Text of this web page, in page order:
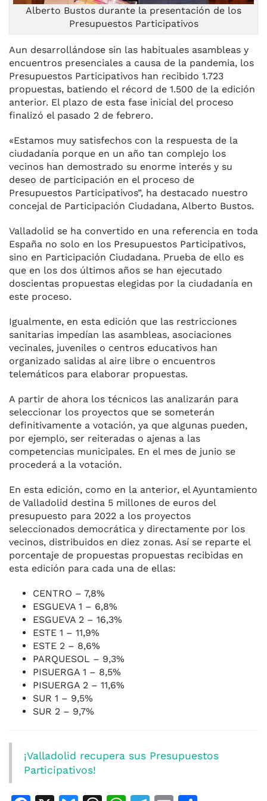
Alberto Bustos durante la presentación de los
Presupuestos Participativos
Aun desarrollándose sin las habituales asambleas y
encuentros presenciales a causa de la pandemia, los
Presupuestos Participativos han recibido 1.723
propuestas, batiendo el récord de 1.500 de la edición
anterior. El plazo de esta fase inicial del proceso
finalizó el pasado 2 de febrero.
«Estamos muy satisfechos con la respuesta de la
ciudadanía porque en un año tan complejo los
vecinos han demostrado su enorme interés y su
deseo de participación en el proceso de
Presupuestos Participativos”, ha destacado nuestro
concejal de Participación Ciudadana, Alberto Bustos.
Valladolid se ha convertido en una referencia en toda
España no solo en los Presupuestos Participativos,
sino en Participación Ciudadana. Prueba de ello es
que en los dos últimos años se han ejecutado
doscientas propuestas elegidas por la ciudadanía en
este proceso.
Igualmente, en esta edición que las restricciones
sanitarias impedían las asambleas, asociaciones
vecinales, juveniles o centros educativos han
organizado salidas al aire libre o encuentros
telemáticos para elaborar propuestas.
A partir de ahora los técnicos las analizarán para
seleccionar los proyectos que se someterán
definitivamente a votación, ya que algunas pueden,
por ejemplo, ser reiteradas o ajenas a las
competencias municipales. En el mes de junio se
procederá a la votación.
En esta edición, como en la anterior, el Ayuntamiento
de Valladolid destina 5 millones de euros del
presupuesto para 2022 a los proyectos
seleccionados democrática y directamente por los
vecinos, distribuidos en diez zonas. Así se reparte el
porcentaje de propuestas propuestas recibidas en
esta edición para cada una de ellas:
CENTRO – 7,8%
ESGUEVA 1 – 6,8%
ESGUEVA 2 – 16,3%
ESTE 1 – 11,9%
ESTE 2 – 8,6%
PARQUESOL – 9,3%
PISUERGA 1 – 8,5%
PISUERGA 2 – 11,6%
SUR 1 – 9,5%
SUR 2 – 9,7%
¡Valladolid recupera sus Presupuestos
Participativos!